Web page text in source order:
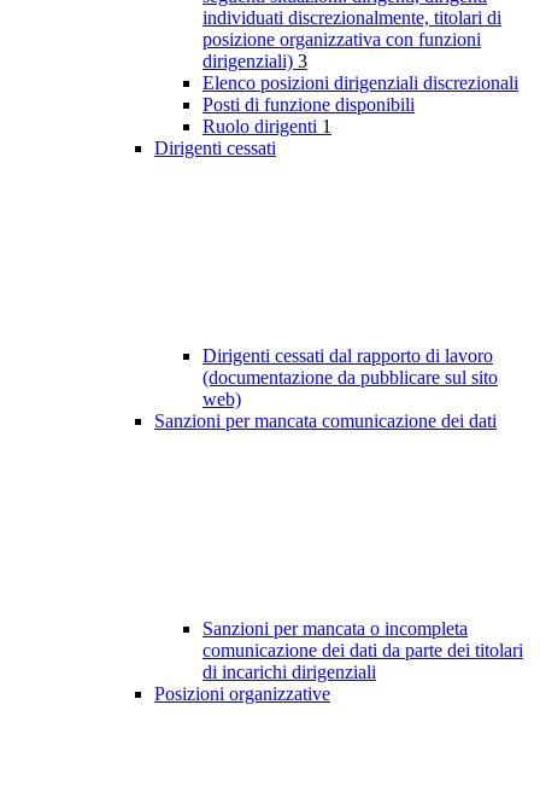
individuati discrezionalmente, titolari di
posizione organizzativa con funzioni
dirigenziali) 3
Elenco posizioni dirigenziali discrezionali
Posti di funzione disponibili
Ruolo dirigenti 1
Dirigenti cessati
Dirigenti cessati dal rapporto di lavoro
(documentazione da pubblicare sul sito
web)
Sanzioni per mancata comunicazione dei dati
Sanzioni per mancata o incompleta
comunicazione dei dati da parte dei titolari
di incarichi dirigenziali
Posizioni organizzative